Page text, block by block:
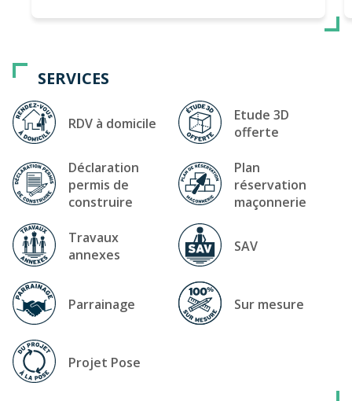
SERVICES
RDV à domicile
Etude 3D
offerte
Déclaration
permis de
construire
Plan
réservation
maçonnerie
Travaux
annexes
SAV
Parrainage Sur mesure
Projet Pose